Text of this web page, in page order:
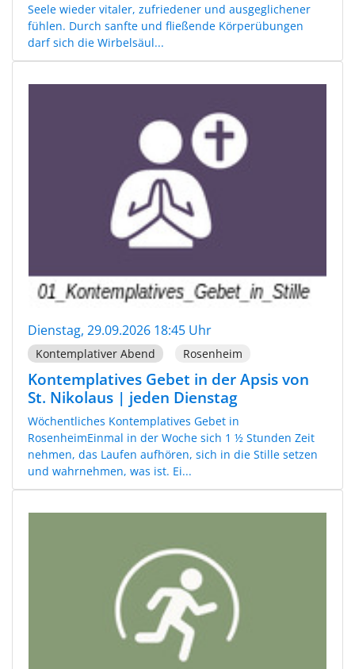
Seele wieder vitaler, zufriedener und ausgeglichener
fühlen. Durch sanfte und fließende Körperübungen
darf sich die Wirbelsäul...
Dienstag, 29.09.2026 18:45 Uhr
Kontemplativer Abend Rosenheim
Kontemplatives Gebet in der Apsis von
St. Nikolaus | jeden Dienstag
Wöchentliches Kontemplatives Gebet in
RosenheimEinmal in der Woche sich 1 ½ Stunden Zeit
nehmen, das Laufen aufhören, sich in die Stille setzen
und wahrnehmen, was ist. Ei...